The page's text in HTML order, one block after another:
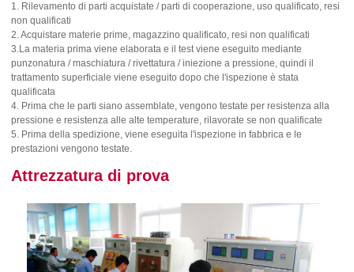
1. Rilevamento di parti acquistate / parti di cooperazione, uso qualificato, resi
non qualificati
2. Acquistare materie prime, magazzino qualificato, resi non qualificati
3.La materia prima viene elaborata e il test viene eseguito mediante
punzonatura / maschiatura / rivettatura / iniezione a pressione, quindi il
trattamento superficiale viene eseguito dopo che l'ispezione è stata
qualificata
4. Prima che le parti siano assemblate, vengono testate per resistenza alla
pressione e resistenza alle alte temperature, rilavorate se non qualificate
5. Prima della spedizione, viene eseguita l'ispezione in fabbrica e le
prestazioni vengono testate.
Attrezzatura di prova